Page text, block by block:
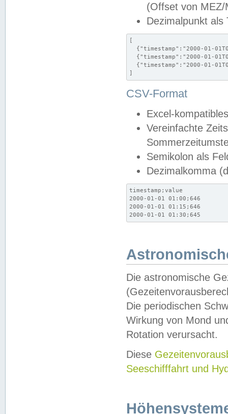
(Offset von MEZ/
Dezimalpunkt als
[
{"timestamp":"2000-01-
{"timestamp":"2000-01-
{"timestamp":"2000-01-
]
CSV-Format
Excel-
Vereinfachte
Semikolon als
Dezimalkomma
timestamp;value
2000-01-01 01:00;646
2000-01-01 01:15;646
2000-01-01 01:30;645
Die astronomische
Die periodischen
Wirkung von Mond
Rotation verursacht.
Diese
Seeschifffahrt und